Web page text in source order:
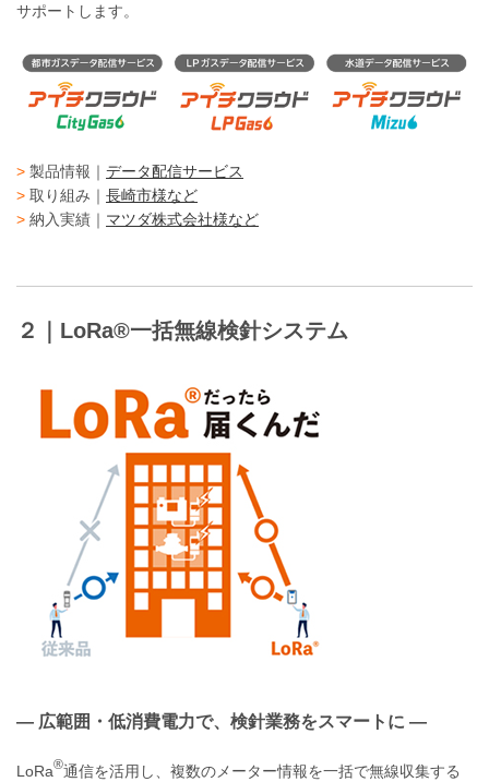
サポートします。
> 製品情報｜ データ配信サービス
> 取り組み｜ 長崎市様など
> 納入実績｜ マツダ株式会社様など
２｜LoRa®一括無線検針システム
― 広範囲・低消費電力で、検針業務をスマートに ―
LoRa®通信を活用し、複数のメーター情報を一括で無線収集する